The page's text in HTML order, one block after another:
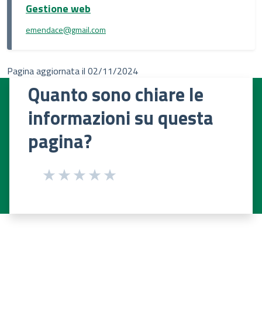
Gestione web
emendace@gmail.com
Pagina aggiornata il 02/11/2024
Quanto sono chiare le
informazioni su questa
pagina?